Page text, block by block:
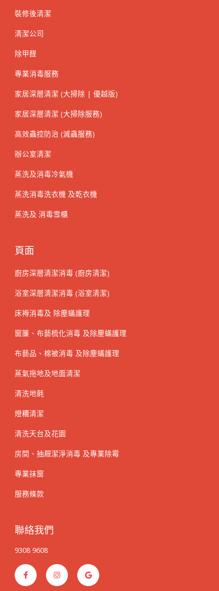
裝修後清潔
清潔公司
除甲醛
專業消毒服務
家居深層清潔 (大掃除 | 優越版)
家居深層清潔 (大掃除服務)
高效蟲控防治 (滅蟲服務)
辦公室清潔
蒸洗及消毒冷氣機
蒸洗消毒洗衣機 及乾衣機
蒸洗及 消毒雪櫃
頁面
廚房深層清潔消毒 (廚房清潔)
浴室深層清潔消毒 (浴室清潔)
床褥消毒及 除塵蟎護理
窗簾、布藝梳化消毒 及除塵蟎護理
布藝品、棉被消毒 及除塵蟎護理
蒸氣拖地及地面清潔
清洗地氈
燈糟清潔
清洗天台及花園
房間、抽屜潔淨消毒 及專業除霉
專業抹窗
服務條款
聯絡我們
9308 9608
F
a
c
I
n
G
o
o